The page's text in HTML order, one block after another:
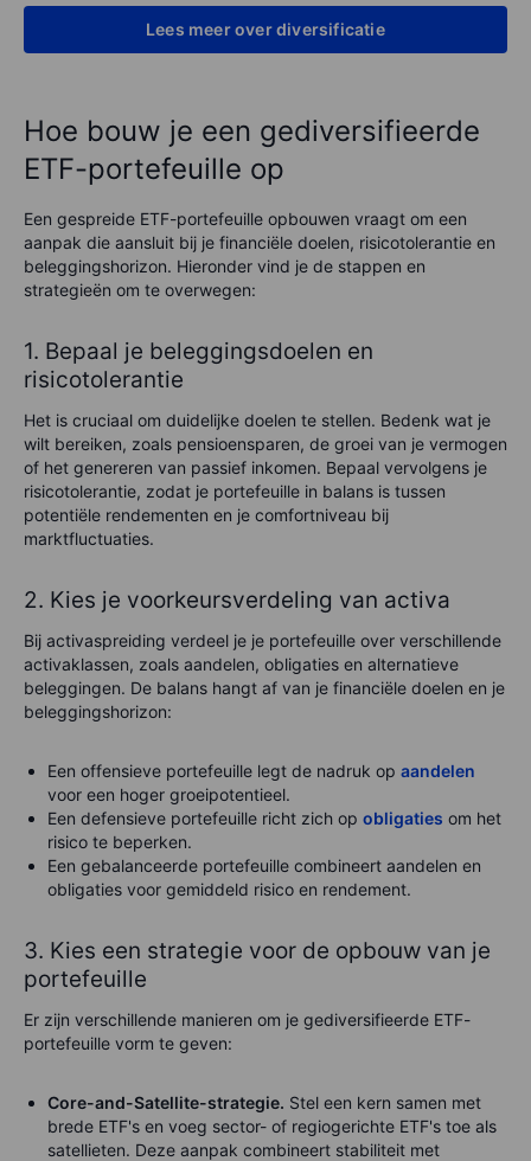
Lees meer over diversificatie
Hoe bouw je een gediversifieerde
ETF-portefeuille op
Een gespreide ETF-portefeuille opbouwen vraagt om een
aanpak die aansluit bij je financiële doelen, risicotolerantie en
beleggingshorizon. Hieronder vind je de stappen en
strategieën om te overwegen:
1. Bepaal je beleggingsdoelen en
risicotolerantie
Het is cruciaal om duidelijke doelen te stellen. Bedenk wat je
wilt bereiken, zoals pensioensparen, de groei van je vermogen
of het genereren van passief inkomen. Bepaal vervolgens je
risicotolerantie, zodat je portefeuille in balans is tussen
potentiële rendementen en je comfortniveau bij
marktfluctuaties.
2. Kies je voorkeursverdeling van activa
Bij activaspreiding verdeel je je portefeuille over verschillende
activaklassen, zoals aandelen, obligaties en alternatieve
beleggingen. De balans hangt af van je financiële doelen en je
beleggingshorizon:
Een offensieve portefeuille legt de nadruk op aandelen
voor een hoger groeipotentieel.
Een defensieve portefeuille richt zich op obligaties om het
risico te beperken.
Een gebalanceerde portefeuille combineert aandelen en
obligaties voor gemiddeld risico en rendement.
3. Kies een strategie voor de opbouw van je
portefeuille
Er zijn verschillende manieren om je gediversifieerde ETF-
portefeuille vorm te geven:
Core-and-Satellite-strategie. Stel een kern samen met
brede ETF's en voeg sector- of regiogerichte ETF's toe als
satellieten. Deze aanpak combineert stabiliteit met